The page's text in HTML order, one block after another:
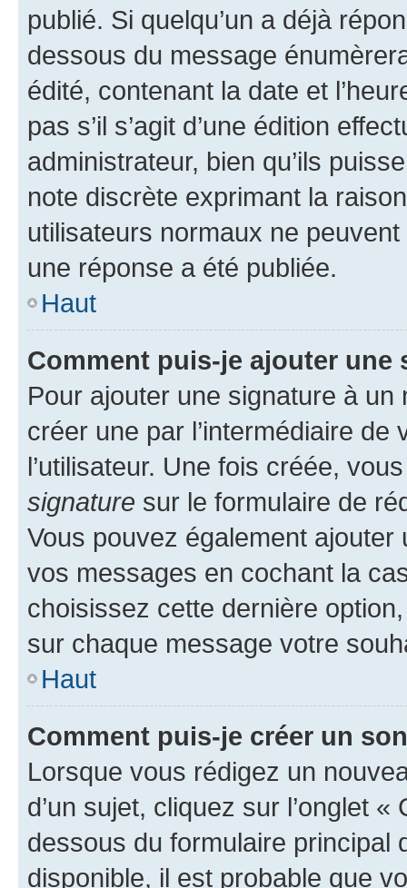
publié. Si quelqu’un a déjà
dessous du message
édité, contenant la date et
pas s’il s’agit d’une édition
administrateur, bien qu’ils
note discrète exprimant la
utilisateurs normaux ne
une réponse a été publiée.
Haut
Comment puis-je ajouter une
Pour ajouter une signature à un
créer une par l’intermédiaire
l’utilisateur. Une fois créée,
signature sur le formulaire de
Vous pouvez également
vos messages en cochant la
choisissez cette dernière
sur chaque message votre
Haut
Comment puis-je créer un
Lorsque vous rédigez un
d’un sujet, cliquez sur l’onglet
dessous du formulaire principal
disponible, il est probable que